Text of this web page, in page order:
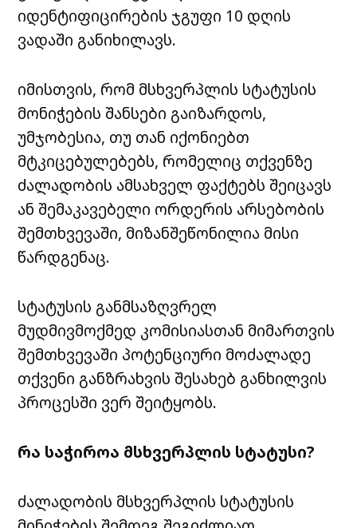
იდენტიფიცირების ჯგუფი 10 დღის
ვადაში განიხილავს.
იმისთვის, რომ მსხვერპლის სტატუსის
მონიჭების შანსები გაიზარდოს,
უმჯობესია, თუ თან იქონიებთ
მტკიცებულებებს, რომელიც თქვენზე
ძალადობის ამსახველ ფაქტებს შეიცავს
ან შემაკავებელი ორდერის არსებობის
შემთხვევაში, მიზანშეწონილია მისი
წარდგენაც.
სტატუსის განმსაზღვრელ
მუდმივმოქმედ კომისიასთან მიმართვის
შემთხვევაში პოტენციური მოძალადე
თქვენი განზრახვის შესახებ განხილვის
პროცესში ვერ შეიტყობს.
რა საჭიროა მსხვერპლის სტატუსი?
ძალადობის მსხვერპლის სტატუსის